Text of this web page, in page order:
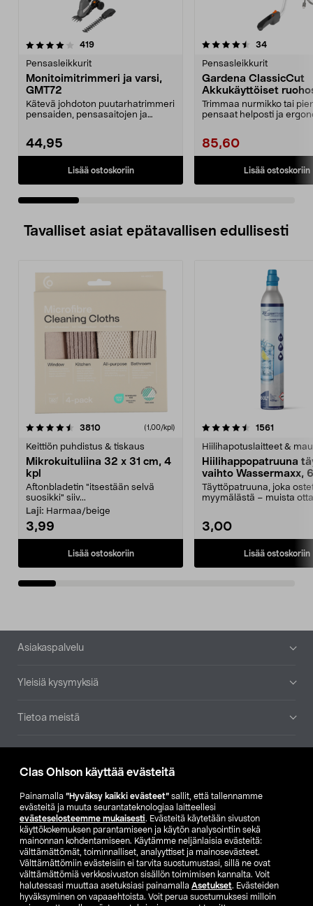
Clas Ohlson käyttää evästeitä
Painamalla ”Hyväksy kaikki evästeet” sallit, että tallennamme
evästeitä ja muuta seurantateknologiaa laitteellesi
evästeselosteemme mukaisesti. Evästeitä käytetään sivuston
käyttökokemuksen parantamiseen ja käytön analysointiin sekä
mainonnan kohdentamiseen. Käytämme neljänlaisia evästeitä:
välttämättömät, toiminnalliset, analyyttiset ja mainosevästeet.
Välttämättömiin evästeisiin ei tarvita suostumustasi, sillä ne ovat
välttämättömiä verkkosivuston sisällön toimimisen kannalta. Voit
halutessasi muuttaa asetuksiasi painamalla Asetukset. Evästeiden
hyväksyminen on vapaaehtoista. Voit perua suostumuksesi milloin
419arvostelut
Pensasleikkurit
Monitoimitrimmeri ja varsi,
GMT72
Kätevä johdoton puutarhatrimmeri
pensaiden, pensasaitojen ja
44,95
Lisää ostoskoriin
4.5 viidestä
34arvostelut
Pensasleikkurit
Gardena ClassicCut
Akkukäyttöiset
pyörillä
Trimmaa nurmikko tai
pensaat helposti ja
85,60
Lisää ostoskoriin
4.5 viidestä
Tavalliset asiat epätavallisen edullisesti
3810arvostelut (1,00/kpl)
Keittiön puhdistus & tiskaus
Mikrokuituliina 32 x 31 cm, 4
kpl
Aftonbladetin "itsestään selvä
suosikki" siiv...
Laji: Harmaa/beige
3,99
Lisää ostoskoriin
4.5viidestä
1561
Hiilihapotuslaitteet &
Hiilihappopatruuna
vaihto Wassermaxx,
Täyttöpatruuna, joka
myymälästä – muista
3,00
Lisää ostoskoriin
4.5viidestä
Alatunniste
Asiakaspalvelu
Yleisiä kysymyksiä
Tietoa meistä
Etsi myymälä
SE NO FI
FI SV